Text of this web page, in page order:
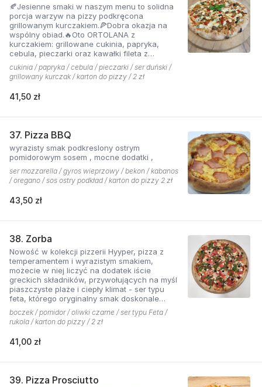
🍂Jesienne smaki w naszym menu to solidna
porcja warzyw na pizzy podkręcona
grillowanym kurczakiem.🍕Dobra okazja na
wspólny obiad.🔥Oto ORTOLANA z
kurczakiem: grillowane cukinia, papryka,
cebula, pieczarki oraz kawałki fileta z
dodatkiem sera z niebieską pleśnią.
cukinia / papryka / cebula / pieczarki / ser duński /
grillowany kurczak / karton do pizzy / 2 zł
41,50 zł
37. Pizza BBQ
wyrazisty smak podkreslony ostrym
pomidorowym sosem , mocne dodatki ,
ser mozzarella / gyros wieprzowy / bekon / kabanos
/ oregano / sos ostry podkład / karton do pizzy 2 zł
43,50 zł
38. Zorba
Nowość w kolekcji pizzerii Hyyper, pizza z
temperamentem i wyrazistym smakiem,
możecie w niej liczyć na dodatek iście
greckich składników, przywołujących na myśl
piaszczyste plaże i ciepły klimat - ser typu
feta, którego oryginalny smak doskonale
współgra z przypieczoną czerwoną cebulką,
a także oliwki czarne, które nadają pizzy
wyjątkowo greckiego charakteru, wszystko to
grillowanego boczku. Jest to pizza dla
boją się poznawać nowych połączeń.
boczek / pomidor / oliwki czarne / ser typu Feta /
rukola / karton do pizzy / 2 zł
41,00 zł
39. Pizza Prosciutto